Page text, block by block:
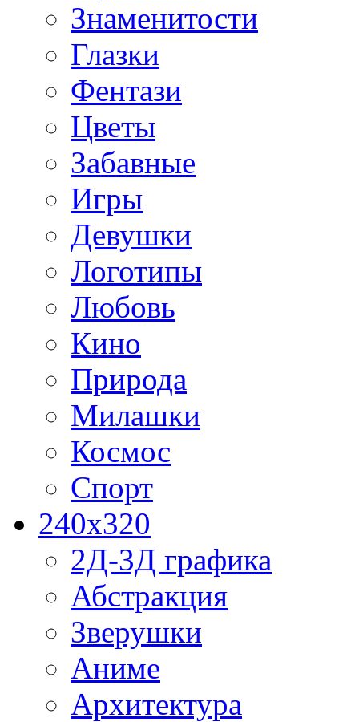
Знаменитости
Глазки
Фентази
Цветы
Забавные
Игры
Девушки
Логотипы
Любовь
Кино
Природа
Милашки
Космос
Спорт
240x320
2Д-3Д графика
Абстракция
Зверушки
Аниме
Архитектура